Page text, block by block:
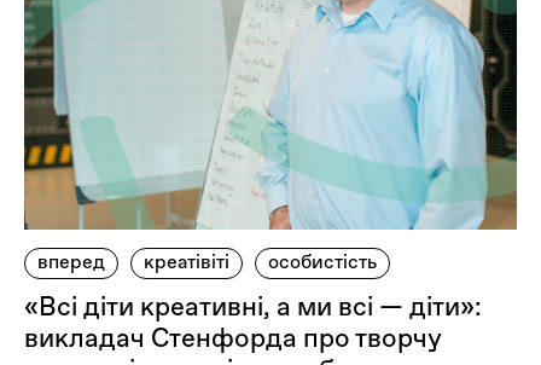
вперед креатівіті особистість
«Всі діти креативні, а ми всі — діти»:
викладач Стенфорда про творчу